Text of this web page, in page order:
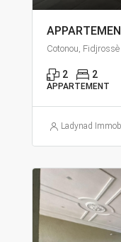
Cotonou,
2 2
APPARTEMENT
Ladynad